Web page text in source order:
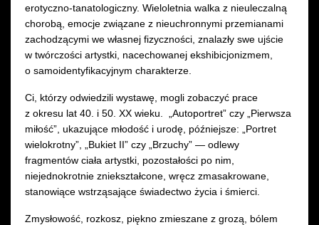
erotyczno-tanatologiczny. Wieloletnia walka z nieuleczalną
chorobą, emocje związane z nieuchronnymi przemianami
zachodzącymi we własnej fizyczności, znalazły swe ujście
w twórczości artystki, nacechowanej ekshibicjonizmem,
o samoidentyfikacyjnym charakterze.
Ci, którzy odwiedzili wystawę, mogli zobaczyć prace
z okresu lat 40. i 50. XX wieku. „Autoportret” czy „Pierwsza
miłość”, ukazujące młodość i urodę, późniejsze: „Portret
wielokrotny”, „Bukiet II” czy „Brzuchy” — odlewy
fragmentów ciała artystki, pozostałości po nim,
niejednokrotnie zniekształcone, wręcz zmasakrowane,
stanowiące wstrząsające świadectwo życia i śmierci.
Zmysłowość, rozkosz, piękno zmieszane z grozą, bólem